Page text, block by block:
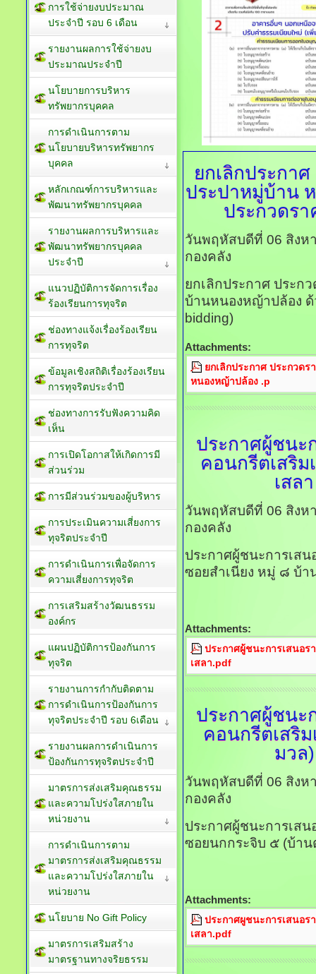
ยกเลิกประกาศ
ประปาหมู่บ้าน
ประกวดรา
วันพฤหัสบดีที่ 06 สิงห
กองคลัง
ยกเลิกประกาศ ประก
บ้านหนองหญ้าปล้อง ด้
bidding)
Attachments:
ยกเลิกประกาศ ประกวด
หนองหญ้าปล้อง .p
ประกาศผู้ชนะ
คอนกรีตเสริ
เสล
วันพฤหัสบดีที่ 06 สิงห
กองคลัง
ประกาศผู้ชนะการเส
ซอยสำเนียง หมู่ ๘ บ้า
Attachments:
ประกาศผู้ชนะการเสนอร
เสลา.pdf
ประกาศผู้ชนะ
คอนกรีตเสริ
มวล
วันพฤหัสบดีที่ 06 สิงห
กองคลัง
ประกาศผู้ชนะการเส
ซอยนกกระจิบ ๕ (บ้าน
Attachments:
ประกาศผูชนะการเสนอร
เสลา.pdf
การใช้จ่ายงบประมาณ
ประจำปี รอบ 6 เดือน
รายงานผลการใช้จ่ายงบ
ประมาณประจำปี
นโยบายการบริหาร
ทรัพยากรบุคคล
การดำเนินการตาม
นโยบายบริหารทรัพยากร
บุคคล
หลักเกณฑ์การบริหารและ
พัฒนาทรัพยากรบุคคล
รายงานผลการบริหารและ
พัฒนาทรัพยากรบุคคล
ประจำปี
แนวปฏิบัติการจัดการเรื่อง
ร้องเรียนการทุจริต
ช่องทางแจ้งเรื่องร้องเรียน
การทุจริต
ข้อมูลเชิงสถิติเรื่องร้องเรียน
การทุจริตประจำปี
ช่องทางการรับฟังความคิด
เห็น
การเปิดโอกาสให้เกิดการมี
ส่วนร่วม
การมีส่วนร่วมของผู้บริหาร
การประเมินความเสี่ยงการ
ทุจริตประจำปี
การดำเนินการเพื่อจัดการ
ความเสี่ยงการทุจริต
การเสริมสร้างวัฒนธรรม
องค์กร
แผนปฏิบัติการป้องกันการ
ทุจริต
รายงานการกำกับติดตาม
การดำเนินการป้องกันการ
ทุจริตประจำปี รอบ 6เดือน
รายงานผลการดำเนินการ
ป้องกันการทุจริตประจำปี
มาตรการส่งเสริมคุณธรรม
และความโปร่งใสภายใน
หน่วยงาน
การดำเนินการตาม
มาตรการส่งเสริมคุณธรรม
และความโปร่งใสภายใน
หน่วยงาน
นโยบาย No Gift Policy
มาตรการเสริมสร้าง
มาตรฐานทางจริยธรรม